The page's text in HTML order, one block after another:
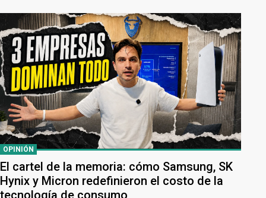
OPINIÓN
El cartel de la memoria: cómo Samsung, SK
Hynix y Micron redefinieron el costo de la
tecnología de consumo